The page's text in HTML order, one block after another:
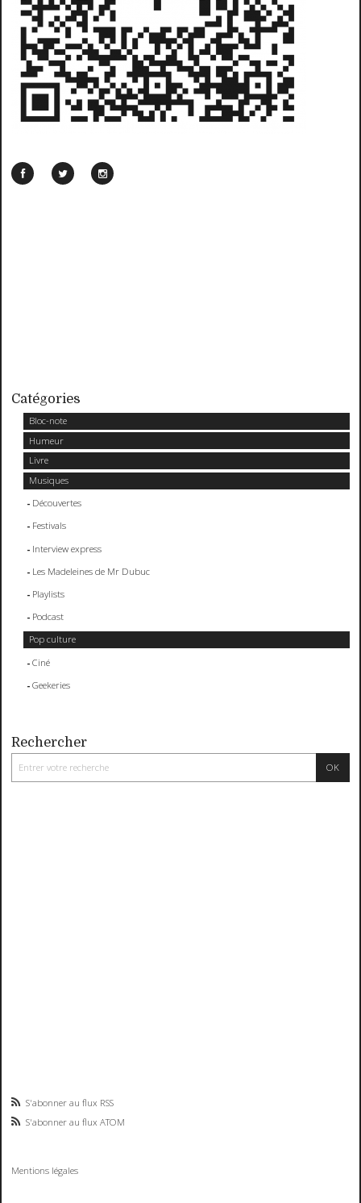
Catégories
Bloc-note
Humeur
Livre
Musiques
Découvertes
Festivals
Interview express
Les Madeleines de Mr Dubuc
Playlists
Podcast
Pop culture
Ciné
Geekeries
Rechercher
S'abonner au flux RSS
S'abonner au flux ATOM
Mentions légales